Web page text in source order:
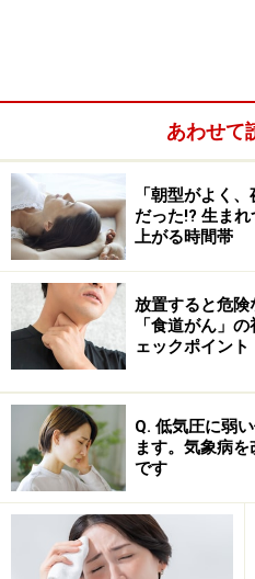
朝のコーヒーに関
「コルチゾール」の
この研究のキーワードとな
うホルモンです。コルチゾ
一種「糖質コルチゾイド」
も重要なもの。タンパク質
を抑制する役割があります。
しかし、過剰に分泌される
どを引き起こす危険性が高
朝のコーヒー習慣が
は
あわせて
「朝型がよく
だった!? 生ま
上がる時間帯
放置すると危険
「食道がん」
ェックポイント
Q. 低気圧に弱
ます。気象病
です